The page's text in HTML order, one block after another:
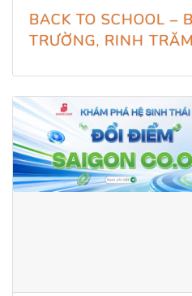
BACK TO SCHOOL –
TRƯỜNG, RINH